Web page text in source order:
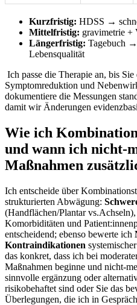
Kurzfristig: HDSS‍ →​
Mittelfristig: gravimetrie
Längerfristig: Tagebuch‍
Lebensqualität
Ich ​passe die Therapie ⁢an, bis
Symptomreduktion und
dokumentiere die Messungen
damit wir ‍Änderungen
Wie⁤ ich
⁤und ⁣wann ‍ich nicht-
Maßnahmen
Ich⁤ entscheide über
strukturierten Abwägung:⁤
(Handflächen/Plantar
Komorbiditäten und
entscheidend; ebenso bewerte ​ich
Kontraindikationen
das konkret, dass ‌ich bei
⁢Maßnahmen ​beginne ‌und nicht-
sinnvolle ergänzung oder
risikobehaftet sind oder ⁤Sie⁣ das
Überlegungen, die ich in